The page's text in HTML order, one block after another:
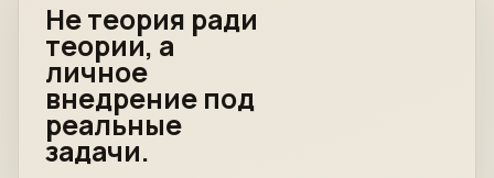
Не теория ради
теории, а
личное
внедрение под
реальные
задачи.